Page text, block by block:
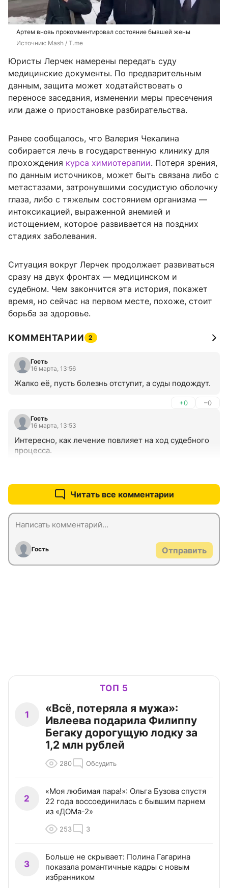
Артем вновь прокомментировал состояние бывшей жены
Источник: Mash / T.me
Юристы Лерчек намерены передать суду
медицинские документы. По предварительным
данным, защита может ходатайствовать о
переносе заседания, изменении меры пресечения
или даже о приостановке разбирательства.
Ранее сообщалось, что Валерия Чекалина
собирается лечь в государственную клинику для
прохождения курса химиотерапии. Потеря зрения,
по данным источников, может быть связана либо с
метастазами, затронувшими сосудистую оболочку
глаза, либо с тяжелым состоянием организма —
интоксикацией, выраженной анемией и
истощением, которое развивается на поздних
стадиях заболевания.
Ситуация вокруг Лерчек продолжает развиваться
сразу на двух фронтах — медицинском и
судебном. Чем закончится эта история, покажет
время, но сейчас на первом месте, похоже, стоит
борьба за здоровье.
КОММЕНТАРИИ 2
Гость
16 марта, 13:56
Жалко её, пусть болезнь отступит, а суды подождут.
+0 –0
Гость
16 марта, 13:53
Интересно, как лечение повлияет на ход судебного
процесса.
Читать все комментарии
Гость Отправить
ТОП 5
1
«Всё, потеряла я мужа»:
Ивлеева подарила Филиппу
Бегаку дорогущую лодку за
1,2 млн рублей
280 Обсудить
2
«Моя любимая пара!»: Ольга Бузова спустя
22 года воссоединилась с бывшим парнем
из «ДОМа-2»
253 3
3
Больше не скрывает: Полина Гагарина
показала романтичные кадры с новым
избранником